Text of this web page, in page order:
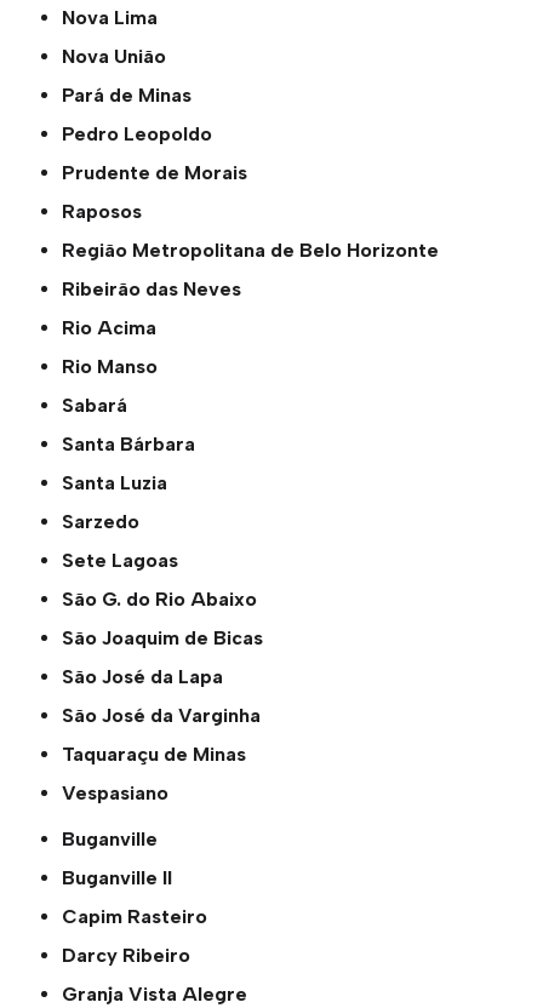
Nova Lima
Nova União
Pará de Minas
Pedro Leopoldo
Prudente de Morais
Raposos
Região Metropolitana de Belo Horizonte
Ribeirão das Neves
Rio Acima
Rio Manso
Sabará
Santa Bárbara
Santa Luzia
Sarzedo
Sete Lagoas
São G. do Rio Abaixo
São Joaquim de Bicas
São José da Lapa
São José da Varginha
Taquaraçu de Minas
Vespasiano
Buganville
Buganville ll
Capim Rasteiro
Darcy Ribeiro
Granja Vista Alegre